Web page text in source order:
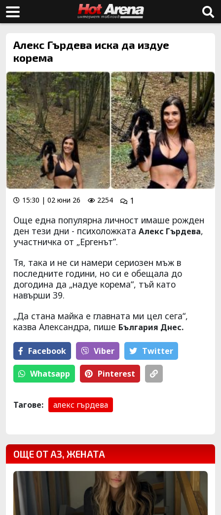
Алекс Гърдева иска да издуе
корема
15:30 | 02 юни 26 2254 1
Още една популярна личност имаше рожден
ден тези дни - психоложката Алекс Гърдева,
участничка от „Ергенът”.
Тя, така и не си намери сериозен мъж в
последните години, но си е обещала до
догодина да „надуе корема“, тъй като
навърши 39.
„Да стана майка е главната ми цел сега“,
казва Александра, пише България Днес.
Facebook Viber Тwitter
Whatsapp Pinterest
Тагове: алекс гърдева
ОЩЕ ОТ АЗ, ЖЕНАТА